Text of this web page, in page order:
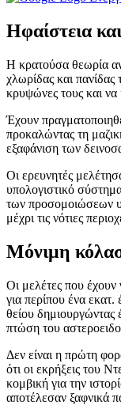
Ηφαίστεια
Η κρατούσα θεωρία
χλωρίδας και
κρυψώνες τους και να
Έχουν
προκαλώντας τη
εξαφάνιση των
Οι ερευνητές
υπολογιστικό
των προσομοιώσεων
μέχρι τις νότιες
Μόνιμη
Οι μελέτες που έχουν
για περίπου ένα εκατ.
θείου δημιουργώντας
πτώση του
Δεν είναι η πρώτη
ότι οι εκρήξεις του
κομβική για την
αποτέλεσαν ξαφνικά